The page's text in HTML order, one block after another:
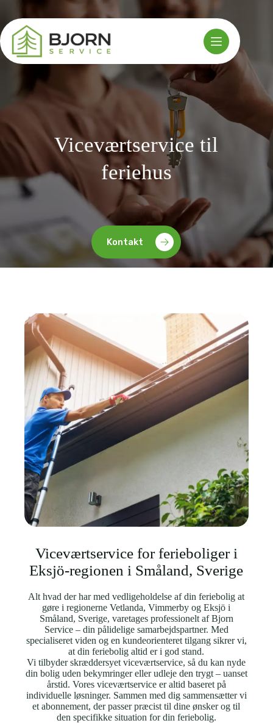
indhold
Viceværtservice til
feriehus
Kontakt
Viceværtservice for ferieboliger i
Eksjö-regionen i Småland, Sverige
Alt hvad der har med vedligeholdelse af din feriebolig at
gøre i regionerne Vetlanda, Vimmerby og Eksjö i
Småland, Sverige, varetages professionelt af Bjorn
Service – din pålidelige samarbejdspartner. Med
specialiseret viden og en kundeorienteret tilgang sikrer vi,
at din feriebolig altid er i god stand.
Vi tilbyder skræddersyet viceværtservice, så du kan nyde
din bolig uden bekymringer eller udleje den trygt – uanset
årstid. Vores viceværtservice er altid baseret på
individuelle løsninger. Sammen med dig sammensætter vi
et abonnement, der passer præcist til dine ønsker og til
den specifikke situation for din feriebolig.